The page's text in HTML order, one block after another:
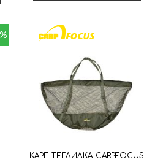
КАРП ТЕГЛИЛКА CARPFOCUS